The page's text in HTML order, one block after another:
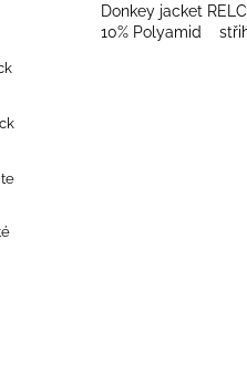
Donkey jacket
10% Polyamid